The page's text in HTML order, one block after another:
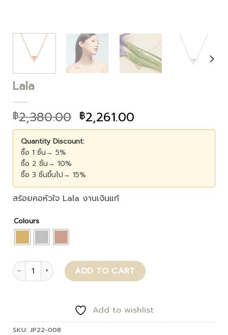
Lala
฿2,380.00 ฿2,261.00
Quantity Discount:
ซื้อ 1 ชิ้น→ 5%
ซื้อ 2 ชิ้น→ 10%
ซื้อ 3 ชิ้นขึ้นไป→ 15%
สร้อยคอหัวใจ Lala งานเงินแท้
Colours
Lala quantity ADD TO CART
Add to wishlist
SKU: JP22-008